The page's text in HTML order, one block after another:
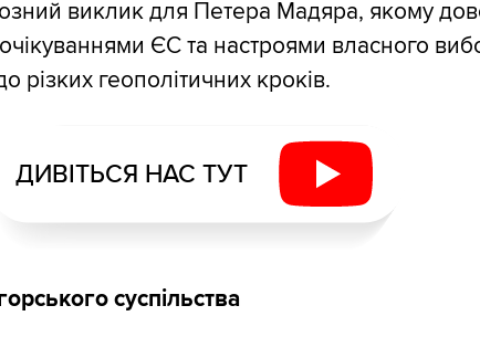
виклик для Петера Мадяра, якому
ЄС та настроями власного
різких геополітичних кроків.
ДИВІТЬСЯ НАС ТУТ
суспільства